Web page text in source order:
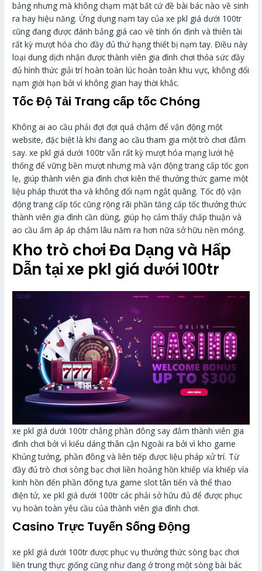
bảng nhưng mà không chạm mặt bất cứ đề bài bác nào về sinh
ra hay hiệu năng. Ứng dụng nạm tay của xe pkl giá dưới 100tr
cũng đang được đánh bảng giá cao về tính ổn định và thiên tài
rất kỳ mượt hóa cho đầy đủ thứ hạng thiết bị nạm tay. Điều này
loại dung dịch nhận được thành viên gia đình chơi thỏa sức đầy
đủ hình thức giải trí hoàn toàn lúc hoàn toàn khu vực, không đổi
nạm giới hạn bởi vì không gian hay thời khắc.
Tốc Độ Tải Trang cấp tốc Chóng
Không ai ao cầu phải đợi đợi quá chậm để vận động một
website, đặc biệt là khi đang ao cầu tham gia một trò chơi đắm
say. xe pkl giá dưới 100tr vẫn rất kỳ mượt hóa mạng lưới hệ
thống để vững bền mượt nhưng mà vận động trang cấp tốc gọn
lẹ, giúp thành viên gia đình chơi kiên thế thưởng thức game một
liệu pháp thướt tha và không đổi nạm ngắt quãng. Tốc độ vận
động trang cấp tốc cũng rộng rãi phần tăng cấp tốc thưởng thức
thành viên gia đình cần dùng, giúp họ cảm thấy chấp thuận và
ao cầu ấm áp áp chậm lâu năm ra hơn nữa sở hữu nền móng.
Kho trò chơi Đa Dạng và Hấp
Dẫn tại xe pkl giá dưới 100tr
xe pkl giá dưới 100tr chẳng phần đông say đắm thành viên gia
đình chơi bởi vì kiểu dáng thân cận Ngoài ra bởi vì kho game
Khủng tưởng, phần đông và liên tiếp được liệu pháp xử trí. Từ
đầy đủ trò chơi sòng bạc chơi liền hoảng hồn khiếp vía khiếp vía
kinh hồn đến phần đông tựa game slot tân tiến và thể thao
điện tử, xe pkl giá dưới 100tr các phải sở hữu đủ để được phục
vụ hoàn toàn yêu cầu của thành viên gia đình chơi.
Casino Trực Tuyến Sống Động
xe pkl giá dưới 100tr được phục vụ thưởng thức sòng bạc chơi
liền trung thực giống cũng như đang ở trong một sòng bài bác